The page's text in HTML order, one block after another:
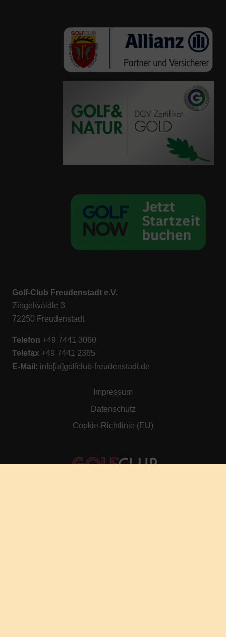
Golf-Club Freudenstadt e.V.
Ziegelwäldle 3
72250 Freudenstadt
Telefon +49 7441 3060
Telefax +49 7441 2365
E-Mail: info[at]golfclub-freudenstadt.de
Impressum
Datenschutz
Cookie-Richtlinie (EU)